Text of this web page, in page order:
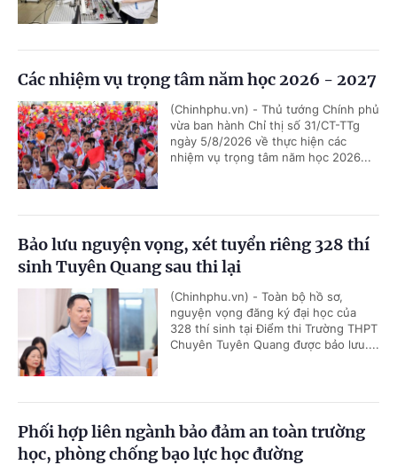
Các nhiệm vụ trọng tâm năm học 2026 - 2027
(Chinhphu.vn) - Thủ tướng Chính phủ
vừa ban hành Chỉ thị số 31/CT-TTg
ngày 5/8/2026 về thực hiện các
nhiệm vụ trọng tâm năm học 2026...
Bảo lưu nguyện vọng, xét tuyển riêng 328 thí
sinh Tuyên Quang sau thi lại
(Chinhphu.vn) - Toàn bộ hồ sơ,
nguyện vọng đăng ký đại học của
328 thí sinh tại Điểm thi Trường THPT
Chuyên Tuyên Quang được bảo lưu....
Phối hợp liên ngành bảo đảm an toàn trường
học, phòng chống bạo lực học đường